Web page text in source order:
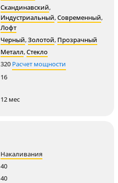
Скандинавский,
Индустриальный,Современный,
Лофт
Черный,Золотой, Прозрачный
Металл,Стекло
320 Расчет мощности
16
12 мес
Накаливания
40
40